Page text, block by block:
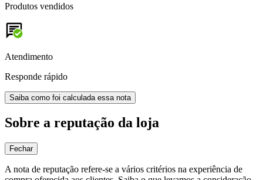
Produtos vendidos
Atendimento
Responde rápido
Saiba como foi calculada essa nota
Sobre a reputação da loja
Fechar
A nota de reputação refere-se a vários critérios na experiência de